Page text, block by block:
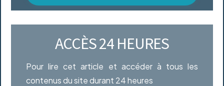
ACCÈS 24 HEURES
Pour lire cet article et accéder à tous les
contenus du site durant 24 heures